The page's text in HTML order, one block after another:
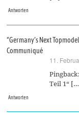
Antworten
“Germany’s Next
Communiqué
11.
Teil 1“
Antworten